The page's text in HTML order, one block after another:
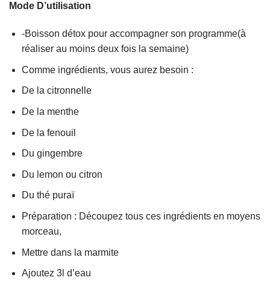
Mode D’utilisation
-Boisson détox pour accompagner son programme(à
réaliser au moins deux fois la semaine)
Comme ingrédients, vous aurez besoin :
De la citronnelle
De la menthe
De la fenouil
Du gingembre
Du lemon ou citron
Du thé puraï
Préparation : Découpez tous ces ingrédients en moyens
morceau,
Mettre dans la marmite
Ajoutez 3l d’eau